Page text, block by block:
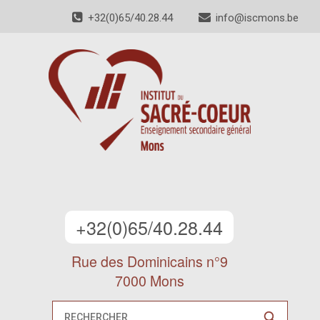
+32(0)65/40.28.44 info@iscmons.be
+32(0)65/40.28.44
Rue des Dominicains n°9
7000 Mons